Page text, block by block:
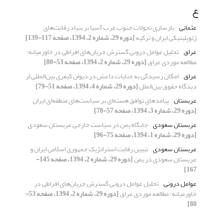
ع
عثمانی بازسازی تحولات جنوب غرب آسیا بر بنیاد رقابت‌های
ژئوپلیتیکی ایران و ترکیه[دوره 29، شماره 2، 1394، صفحه 117-139]
عراق تحلیل عوامل درونی گسترش جریان‌های افراطی در خاورمیانه:
مطالعه موردی عراق[دوره 29، شماره 2، 1394، صفحه 53-80]
عراق امکان رسیدگی به جنایات داعش در دیوان کیفری بین‌المللی از
دیدگاه حقوق بین‌الملل[دوره 29، شماره 4، 1394، صفحه 51-79]
عربستان پیامدهای توافق هسته‌ای بر سیاست‌های منطقه‌ای ایران
[دوره 29، شماره 3، 1394، صفحه 57-78]
عربستان سعودی جایگاه یمن در سیاست خارجی عربستان سعودی
[دوره 29، شماره 1، 1394، صفحه 75-96]
عربستان سعودی تبیین رقابت استراتژیک جمهوری اسلامی ایران و
عربستان سعودی در یمن [دوره 29، شماره 2، 1394، صفحه 145-
167]
عوامل درونی تحلیل عوامل درونی گسترش جریان‌های افراطی در
خاورمیانه: مطالعه موردی عراق [دوره 29، شماره 2، 1394، صفحه 53-
80]